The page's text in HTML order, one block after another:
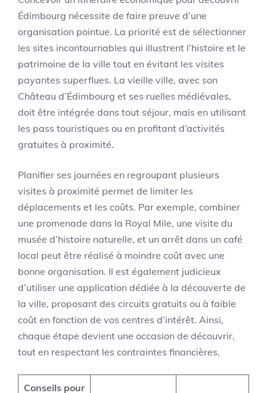
Édimbourg nécessite de faire preuve d’une
organisation pointue. La priorité est de sélectionner
les sites incontournables qui illustrent l’histoire et le
patrimoine de la ville tout en évitant les visites
payantes superflues. La vieille ville, avec son
Château d’Édimbourg et ses ruelles médiévales,
doit être intégrée dans tout séjour, mais en utilisant
les pass touristiques ou en profitant d’activités
gratuites à proximité.
Planifier ses journées en regroupant plusieurs
visites à proximité permet de limiter les
déplacements et les coûts. Par exemple, combiner
une promenade dans la Royal Mile, une visite du
musée d’histoire naturelle, et un arrêt dans un café
local peut être réalisé à moindre coût avec une
bonne organisation. Il est également judicieux
d’utiliser une application dédiée à la découverte de
la ville, proposant des circuits gratuits ou à faible
coût en fonction de vos centres d’intérêt. Ainsi,
chaque étape devient une occasion de découvrir,
tout en respectant les contraintes financières.
Conseils pour